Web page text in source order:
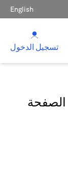
English
تسجيل الدخول
الصفحة